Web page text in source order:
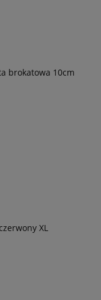
brokatowa 10cm
XL